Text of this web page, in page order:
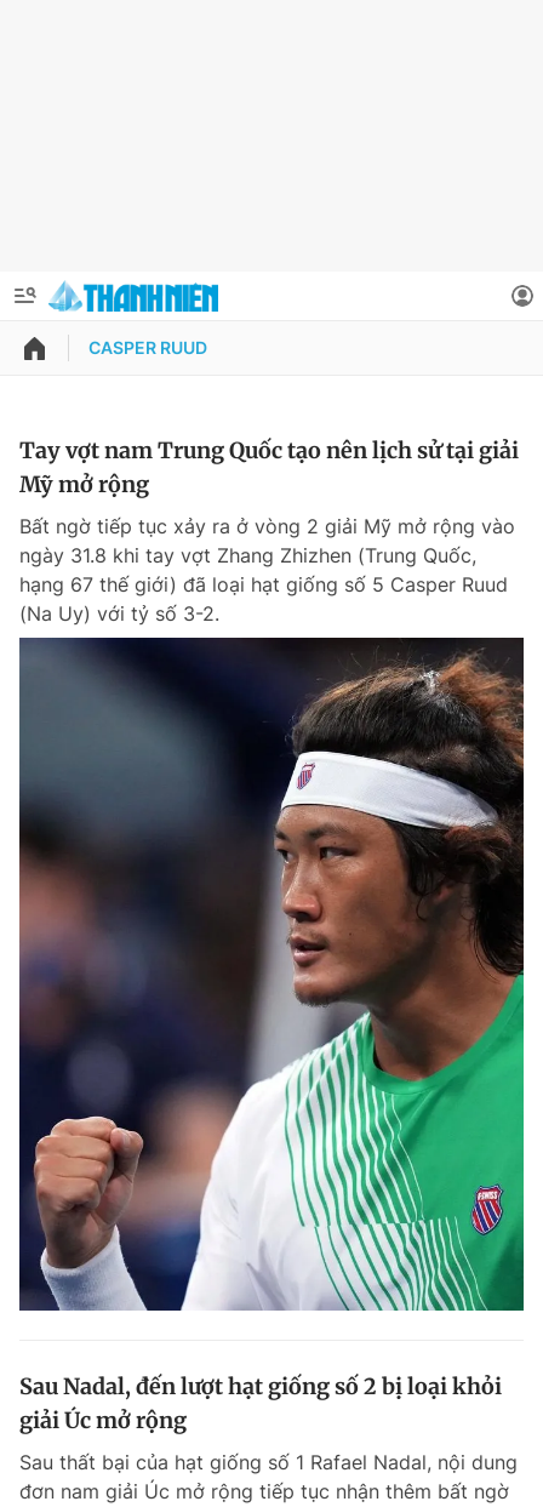
QUẢNG CÁO
Chuyên mục khác
Chào ngày mới
Tin thị trường Tin 360
Magazine
Sản phẩm khác
Bạn cần biết
Thông tin tòa soạn Liên hệ quảng cáo
Đọc Thanh Niên trên điện thoại
Theo dõi báo trên
Hotline
0906 645 777
Liên hệ quảng cáo
Đặt báo Quảng cáo RSS Tòa soạn Chính sách bảo
Đổi mật khẩu
Tin đã lưu
Tin đã xem
CASPER RUUD
Tay vợt nam Trung Quốc tạo nên lịch sử tại giải
Mỹ mở rộng
Bất ngờ tiếp tục xảy ra ở vòng 2 giải Mỹ mở rộng vào
ngày 31.8 khi tay vợt Zhang Zhizhen (Trung Quốc,
hạng 67 thế giới) đã loại hạt giống số 5 Casper Ruud
(Na Uy) với tỷ số 3-2.
Sau Nadal, đến lượt hạt giống số 2 bị loại khỏi
giải Úc mở rộng
Sau thất bại của hạt giống số 1 Rafael Nadal, nội dung
đơn nam giải Úc mở rộng tiếp tục nhận thêm bất ngờ